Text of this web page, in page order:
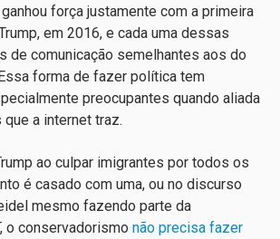
força justamente com a primeira
em 2016, e cada uma dessas
de comunicação semelhantes aos do
forma de fazer política tem
preocupantes quando aliada
a internet traz.
ao culpar imigrantes por todos os
é casado com uma, ou no discurso
mesmo fazendo parte da
o conservadorismo não precisa fazer